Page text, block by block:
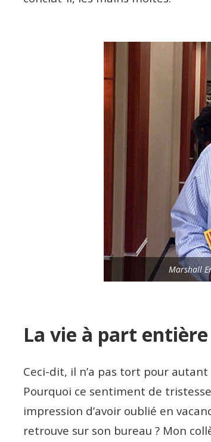
Marshall
La vie à part entière
Ceci-dit, il n’a pas tort pour
Pourquoi ce sentiment de
impression d’avoir oublié en
retrouve sur son bureau ? Mon